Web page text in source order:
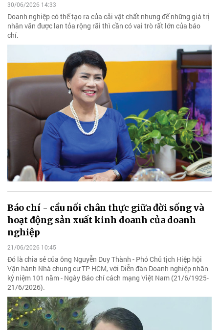
30/06/2026 14:33
Doanh nghiệp có thể tạo ra của cải vật chất nhưng để những giá trị
nhân văn được lan tỏa rộng rãi thì cần có vai trò rất lớn của báo
chí.
Báo chí - cầu nối chân thực giữa đời sống và
hoạt động sản xuất kinh doanh của doanh
nghiệp
21/06/2026 10:45
Đó là chia sẻ của ông Nguyễn Duy Thành - Phó Chủ tịch Hiệp hội
Vận hành Nhà chung cư TP HCM, với Diễn đàn Doanh nghiệp nhân
kỷ niệm 101 năm - Ngày Báo chí cách mạng Việt Nam (21/6/1925-
21/6/2026).